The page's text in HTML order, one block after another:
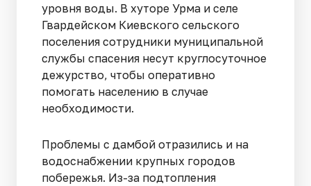
уровня воды. В хуторе Урма и селе
Гвардейском Киевского сельского
поселения сотрудники муниципальной
службы спасения несут круглосуточное
дежурство, чтобы оперативно
помогать населению в случае
необходимости.
Проблемы с дамбой отразились и на
водоснабжении крупных городов
побережья. Из-за подтопления